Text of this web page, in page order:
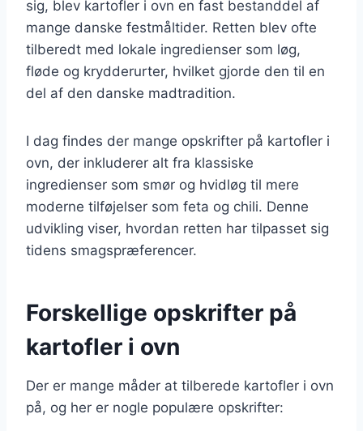
sig, blev kartofler i ovn en fast bestanddel af
mange danske festmåltider. Retten blev ofte
tilberedt med lokale ingredienser som løg,
fløde og krydderurter, hvilket gjorde den til en
del af den danske madtradition.
I dag findes der mange opskrifter på kartofler i
ovn, der inkluderer alt fra klassiske
ingredienser som smør og hvidløg til mere
moderne tilføjelser som feta og chili. Denne
udvikling viser, hvordan retten har tilpasset sig
tidens smagspræferencer.
Forskellige opskrifter på
kartofler i ovn
Der er mange måder at tilberede kartofler i ovn
på, og her er nogle populære opskrifter: